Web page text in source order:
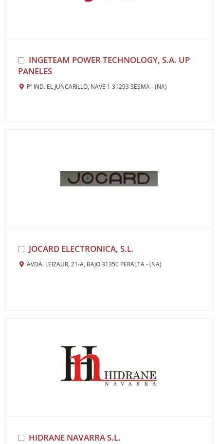
INGETEAM POWER TECHNOLOGY, S.A. UP
PANELES
Pº IND. EL JUNCARILLO, NAVE 1 31293 SESMA - (NA)
JOCARD ELECTRONICA, S.L.
AVDA. LEIZAUR, 21-A, BAJO 31350 PERALTA - (NA)
HIDRANE NAVARRA S.L.